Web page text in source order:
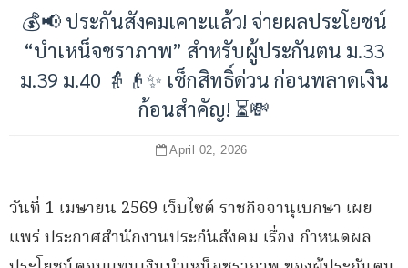
💰📢 ประกันสังคมเคาะแล้ว! จ่ายผลประโยชน์
“บำเหน็จชราภาพ” สำหรับผู้ประกันตน ม.33
ม.39 ม.40 👵👴✨ เช็กสิทธิ์ด่วน ก่อนพลาดเงิน
ก้อนสำคัญ! ⏳💸
April 02, 2026
วันที่ 1 เมษายน 2569 เว็บไซต์ ราชกิจจานุเบกษา เผย
แพร่ ประกาศสำนักงานประกันสังคม เรื่อง กำหนดผล